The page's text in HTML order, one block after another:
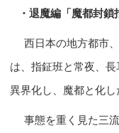
・退魔編「魔都封鎖
西日本の地方都市
は、指鉦班と常夜、
異界化し、魔都と化し
事態を重く見た三